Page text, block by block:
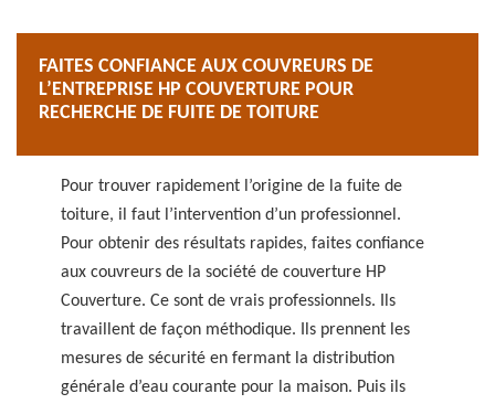
FAITES CONFIANCE AUX COUVREURS DE
L’ENTREPRISE HP COUVERTURE POUR
RECHERCHE DE FUITE DE TOITURE
Pour trouver rapidement l’origine de la fuite de
toiture, il faut l’intervention d’un professionnel.
Pour obtenir des résultats rapides, faites confiance
aux couvreurs de la société de couverture HP
Couverture. Ce sont de vrais professionnels. Ils
travaillent de façon méthodique. Ils prennent les
mesures de sécurité en fermant la distribution
générale d’eau courante pour la maison. Puis ils